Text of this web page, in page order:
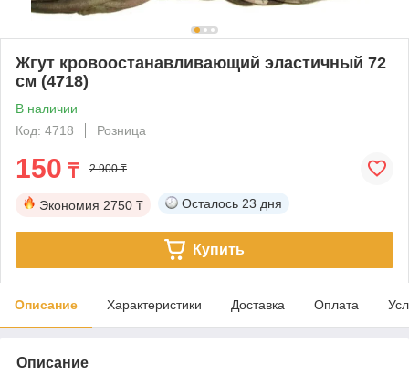
Жгут кровоостанавливающий эластичный 72
см (4718)
В наличии
Код: 4718
Розница
150 ₸ 2 900 ₸
Экономия 2750 ₸ Осталось 23 дня
Купить
Описание Характеристики Доставка Оплата
Описание